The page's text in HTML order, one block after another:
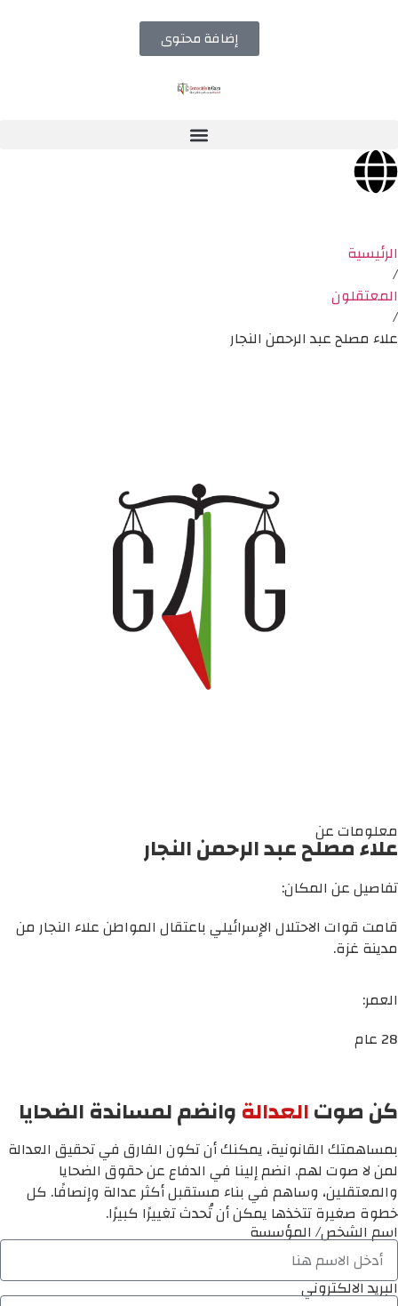
إضافة محتوى
الرئيسية
/
المعتقلون
/
علاء مصلح عبد الرحمن النجار
معلومات عن
علاء مصلح عبد الرحمن النجار
تفاصيل عن المكان:
قامت قوات الاحتلال الإسرائيلي باعتقال المواطن علاء النجار من
مدينة غزة.
العمر:
28 عام
كن صوتالعدالةوانضم لمساندة الضحايا
بمساهمتك القانونية، يمكنك أن تكون الفارق في تحقيق العدالة
لمن لا صوت لهم. انضم إلينا في الدفاع عن حقوق الضحايا
والمعتقلين، وساهم في بناء مستقبل أكثر عدالة وإنصافًا. كل
خطوة صغيرة تتخذها يمكن أن تُحدث تغييرًا كبيرًا.
اسم الشخص/ المؤسسة
البريد الالكتروني